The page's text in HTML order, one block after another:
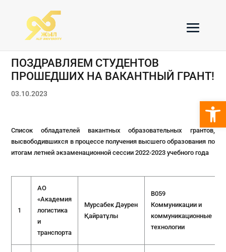
ПОЗДРАВЛЯЕМ СТУДЕНТОВ
ПРОШЕДШИХ НА ВАКАНТНЫЙ ГРАНТ!
03.10.2023
Список обладателей вакантных образовательных грантов,
высвободившихся в процессе получения высшего образования по
итогам летней экзаменационной сессии 2022-2023 учебного года
1
АО
«Академия
логистика
и
транспорта
Мурсабек Дәурен
Қайратұлы
B059
Коммуникации и
коммуникационные
технологии